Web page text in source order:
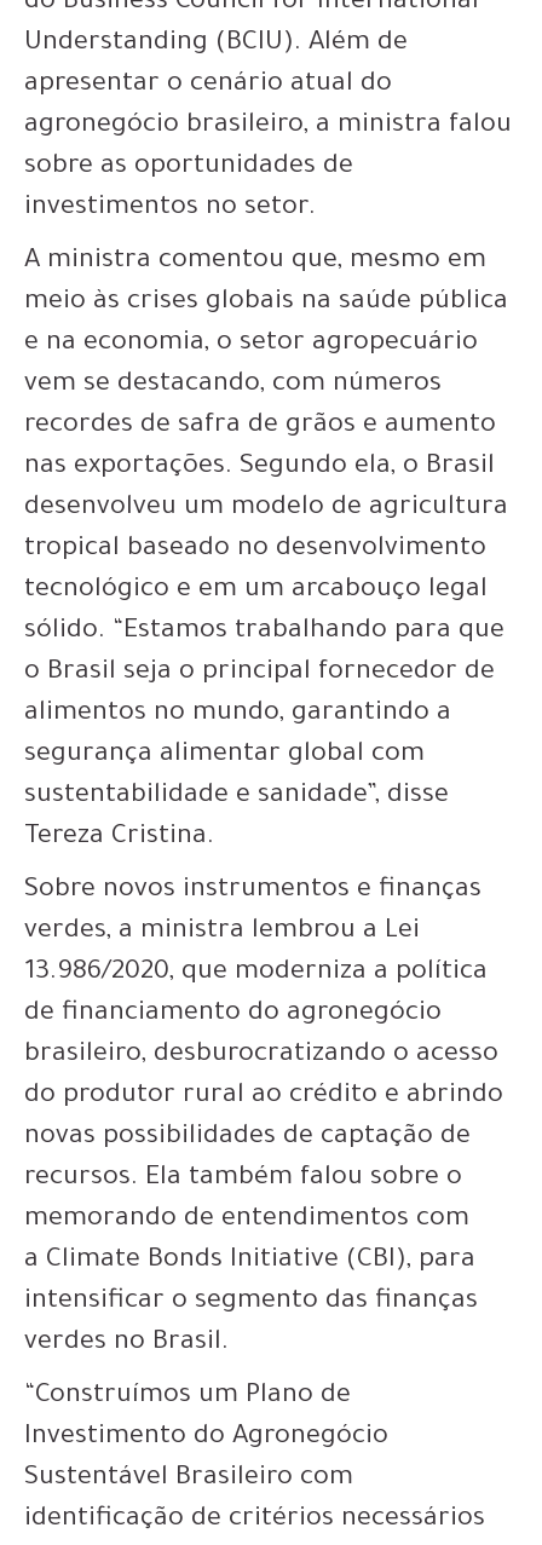
Understanding (BCIU). Além de
apresentar o cenário atual do
agronegócio brasileiro, a ministra falou
sobre as oportunidades de
investimentos no setor.
A ministra comentou que, mesmo em
meio às crises globais na saúde pública
e na economia, o setor agropecuário
vem se destacando, com números
recordes de safra de grãos e aumento
nas exportações. Segundo ela, o Brasil
desenvolveu um modelo de agricultura
tropical baseado no desenvolvimento
tecnológico e em um arcabouço legal
sólido. “Estamos trabalhando para que
o Brasil seja o principal fornecedor de
alimentos no mundo, garantindo a
segurança alimentar global com
sustentabilidade e sanidade”, disse
Tereza Cristina.
Sobre novos instrumentos e finanças
verdes, a ministra lembrou a Lei
13.986/2020, que moderniza a política
de financiamento do agronegócio
brasileiro, desburocratizando o acesso
do produtor rural ao crédito e abrindo
novas possibilidades de captação de
recursos. Ela também falou sobre o
memorando de entendimentos com
a Climate Bonds Initiative (CBI), para
intensificar o segmento das finanças
verdes no Brasil.
“Construímos um Plano de
Investimento do Agronegócio
Sustentável Brasileiro com
identificação de critérios necessários